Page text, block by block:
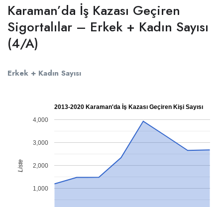
Karaman’da İş Kazası Geçiren
Sigortalılar – Erkek + Kadın Sayısı
(4/A)
Erkek + Kadın Sayısı
2013-2020 Karaman'da İş Kazası Geçiren Kişi Sayısı
1,000
2,000
3,000
4,000
Liste